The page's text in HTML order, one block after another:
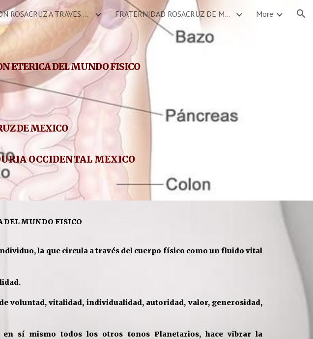
Skip to navigation
DIFUSION ROSACRUZ A TRAVES DE LA FRATERNIDAD ROSACRUZ DE MEXICO FRATERNIDAD ROSACRUZ DE MEXICO SERVICIOS DEVOCIONALES CALENDARIO DE EVENTOS More
ETERICA DEL MUNDO FISICO
DE MEXICO
OCCIDENTAL MEXICO
DEL MUNDO FISICO
la que circula a través del cuerpo físico como un fluido vital
voluntad, vitalidad, individualidad, autoridad, valor, generosidad,
en sí mismo todos los otros tonos Planetarios, hace vibrar la